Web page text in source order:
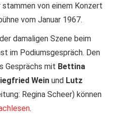
von einem Konzert
vom Januar 1967.
damaligen Szene beim
im Podiumsgespräch. Den
Gesprächs mit Bettina
Wein und Lutz
Regina Scheer) können
.